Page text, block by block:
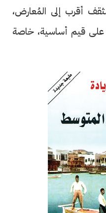
أقرب إلى المُعارض،
على قيم أساسية، خاصة